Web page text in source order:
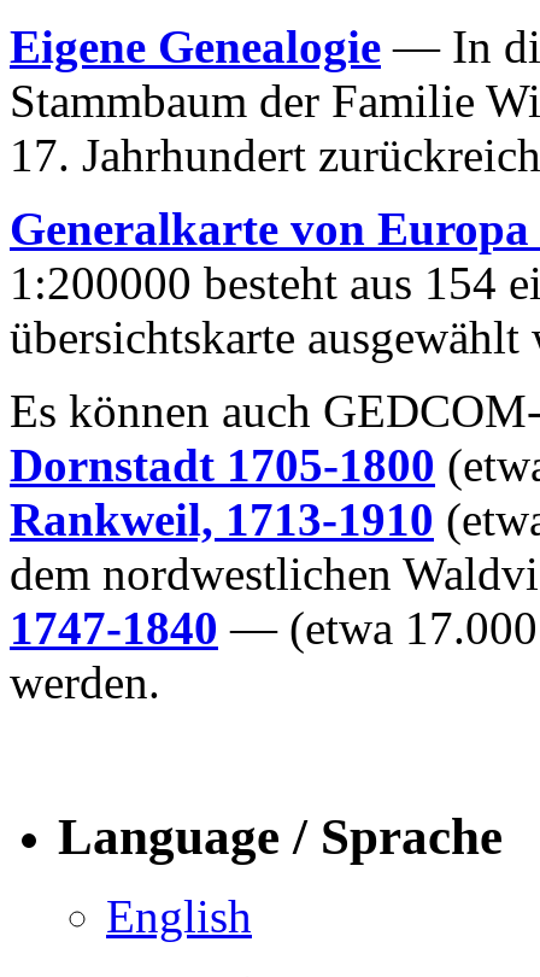
Eigene Genealogie — In
Stammbaum der Familie
17. Jahrhundert
Generalkarte von Europa
1:200000 besteht aus 154
übersichtskarte ausgewählt
Es können auch
Dornstadt 1705-1800
Rankweil, 1713-1910
dem nordwestlichen
1747-1840 — (etwa 17.000
werden.
Language / Sprache
English